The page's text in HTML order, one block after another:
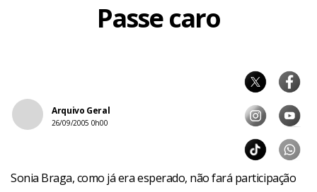
Passe caro
Arquivo Geral
26/09/2005 0h00
Sonia Braga, como já era esperado, não fará participação